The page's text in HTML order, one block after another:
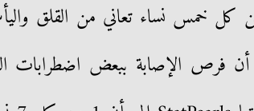
كل خمس نساء تعاني من القلق
فرص الإصابة ببعض اضطرابات